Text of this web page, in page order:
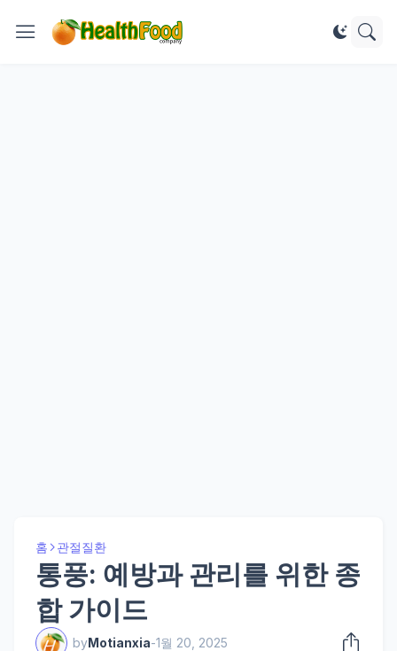
홈 관절질환
통풍: 예방과 관리를 위한 종
합 가이드
byMotianxia-1월 20, 2025